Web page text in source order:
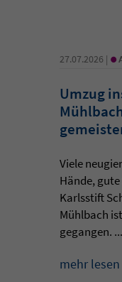
27.07.2026 | •
Umzug
Viele
Hände,
Karlsstift
Mühlbach
gegangen. ...
mehr lesen